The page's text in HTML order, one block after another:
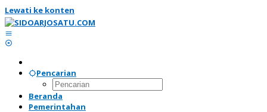
Lewati ke konten
Pencarian
Beranda
Pemerintahan